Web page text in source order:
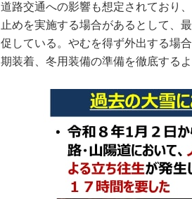
道路交通への影響も想定されており
止めを実施する場合があるとして、
促している。やむを得ず外出する場
期装着、冬用装備の準備を徹底するよ